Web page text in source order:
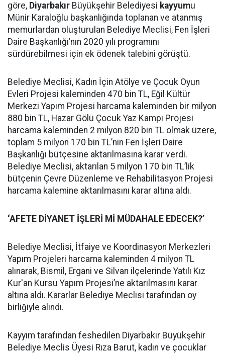
göre, Diyarbakır Büyükşehir Belediyesi kayyumu
Münir Karaloğlu başkanlığında toplanan ve atanmış
memurlardan oluşturulan Belediye Meclisi, Fen İşleri
Daire Başkanlığı’nın 2020 yılı programını
sürdürebilmesi için ek ödenek talebini görüştü.
Belediye Meclisi, Kadın İçin Atölye ve Çocuk Oyun
Evleri Projesi kaleminden 470 bin TL, Eğil Kültür
Merkezi Yapım Projesi harcama kaleminden bir milyon
880 bin TL, Hazar Gölü Çocuk Yaz Kampı Projesi
harcama kaleminden 2 milyon 820 bin TL olmak üzere,
toplam 5 milyon 170 bin TL’nin Fen İşleri Daire
Başkanlığı bütçesine aktarılmasına karar verdi.
Belediye Meclisi, aktarılan 5 milyon 170 bin TL’lik
bütçenin Çevre Düzenleme ve Rehabilitasyon Projesi
harcama kalemine aktarılmasını karar altına aldı.
‘AFETE DİYANET İŞLERİ Mİ MÜDAHALE EDECEK?’
Belediye Meclisi, İtfaiye ve Koordinasyon Merkezleri
Yapım Projeleri harcama kaleminden 4 milyon TL
alınarak, Bismil, Ergani ve Silvan ilçelerinde Yatılı Kız
Kur'an Kursu Yapım Projesi’ne aktarılmasını karar
altına aldı. Kararlar Belediye Meclisi tarafından oy
birliğiyle alındı.
Kayyım tarafından feshedilen Diyarbakır Büyükşehir
Belediye Meclis Üyesi Rıza Barut, kadın ve çocuklar